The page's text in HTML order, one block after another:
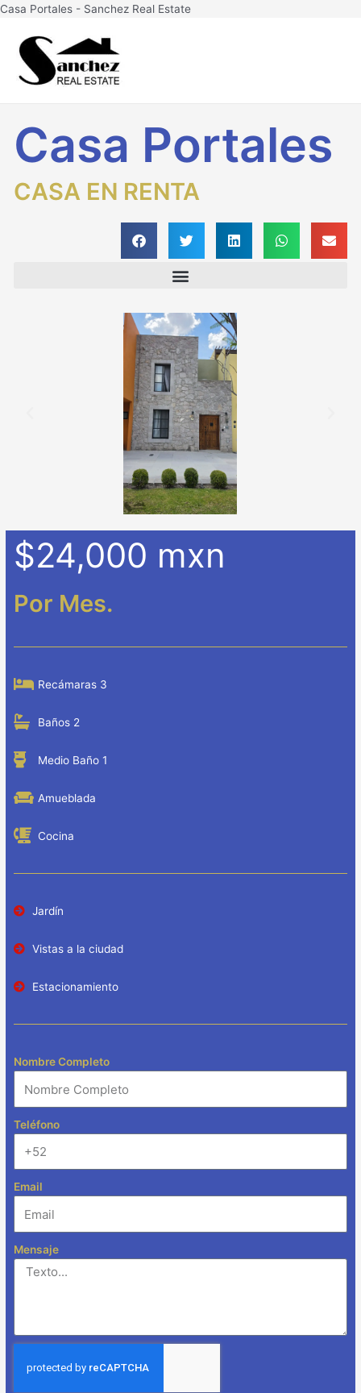
Casa Portales - Sanchez Real EstateIr
Casa Portales
CASA EN RENTA
$24,000 mxn
Por Mes.
Recámaras 3
Baños 2
Medio Baño 1
Amueblada
Cocina
Jardín
Vistas a la ciudad
Estacionamiento
Nombre Completo
Teléfono
Email
Mensaje